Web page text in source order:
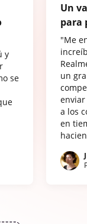
y
se
Un
para
"Me
un
a los
en